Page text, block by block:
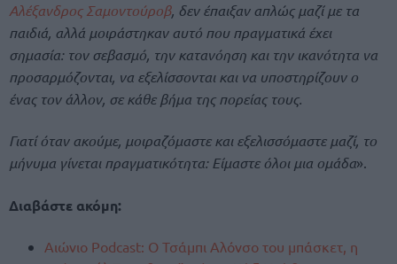
Αλέξανδρος Σαμοντούροβ, δεν έπαιξαν απλώς μαζί με τα
παιδιά, αλλά μοιράστηκαν αυτό που πραγματικά έχει
σημασία: τον σεβασμό, την κατανόηση και την ικανότητα να
προσαρμόζονται, να εξελίσσονται και να υποστηρίζουν ο
ένας τον άλλον, σε κάθε βήμα της πορείας τους.
Γιατί όταν ακούμε, μοιραζόμαστε και εξελισσόμαστε μαζί, το
μήνυμα γίνεται πραγματικότητα: Είμαστε όλοι μια ομάδα».
Διαβάστε ακόμη:
Αιώνιο Podcast: Ο Τσάμπι Αλόνσο του μπάσκετ, η